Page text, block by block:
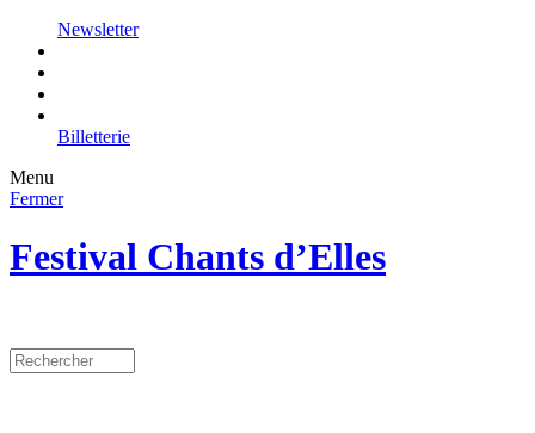
Newsletter
Billetterie
Menu
Fermer
Festival Chants d’Elles